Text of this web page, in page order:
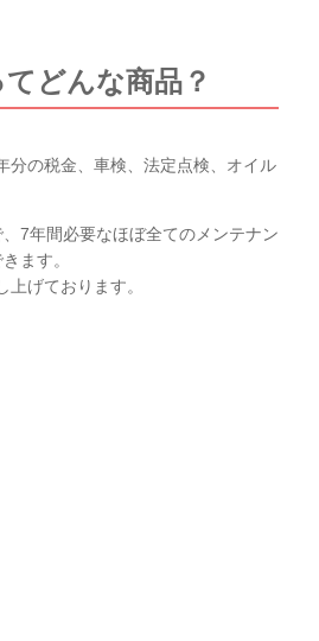
どんな商品？
分の税金、車検、法定点検、オイル
7年間必要なほぼ全てのメンテナン
ます。
げております。